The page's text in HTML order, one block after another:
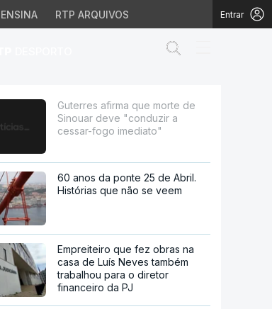
RTP ARQUIVOS Entrar
a cessar-
Guterres afirma que morte de
Sinouar deve "conduzir a
cessar-fogo imediato"
60 anos da ponte 25 de Abril.
Histórias que não se veem
Empreiteiro que fez obras na
casa de Luís Neves também
trabalhou para o diretor
financeiro da PJ